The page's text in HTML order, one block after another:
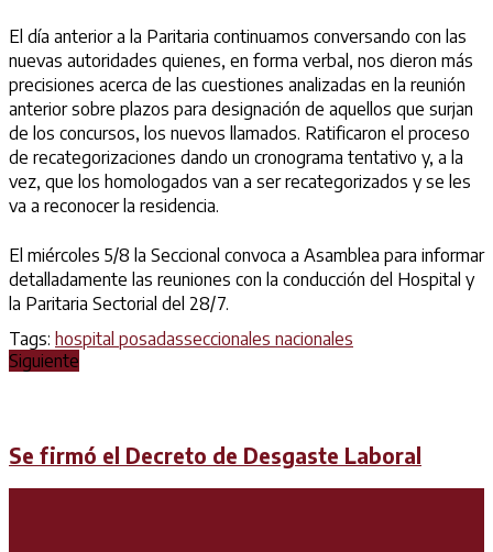
El día anterior a la Paritaria continuamos conversando con las
nuevas autoridades quienes, en forma verbal, nos dieron más
precisiones acerca de las cuestiones analizadas en la reunión
anterior sobre plazos para designación de aquellos que surjan
de los concursos, los nuevos llamados. Ratificaron el proceso
de recategorizaciones dando un cronograma tentativo y, a la
vez, que los homologados van a ser recategorizados y se les
va a reconocer la residencia.
El miércoles 5/8 la Seccional convoca a Asamblea para informar
detalladamente las reuniones con la conducción del Hospital y
la Paritaria Sectorial del 28/7.
Tags: hospital posadasseccionales nacionales
Siguiente
Se firmó el Decreto de Desgaste Laboral